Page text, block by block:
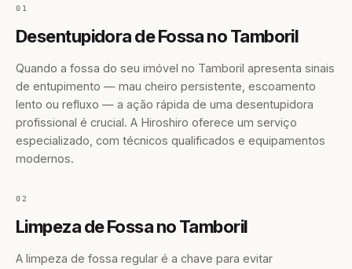
01
Desentupidora de Fossa no Tamboril
Quando a fossa do seu imóvel no Tamboril apresenta sinais
de entupimento — mau cheiro persistente, escoamento
lento ou refluxo — a ação rápida de uma desentupidora
profissional é crucial. A Hiroshiro oferece um serviço
especializado, com técnicos qualificados e equipamentos
modernos.
02
Limpeza de Fossa no Tamboril
A limpeza de fossa regular é a chave para evitar